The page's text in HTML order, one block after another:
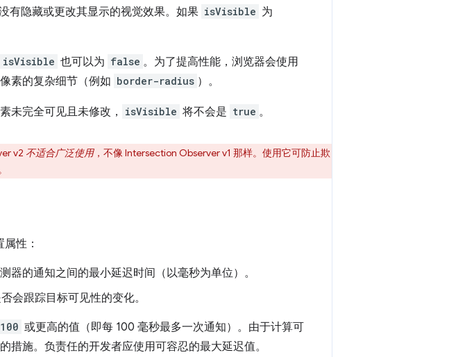
有隐藏或更改其显示的视觉效果。如果 isVisible 为
isVisible 也可以为 false 。 为了提高性能，浏览器会使用
素的复杂细节（例如 border-radius ）。
未完全可见且未修改， isVisible 将不会是 true 。
v2 不适合广泛使用，不像 Intersection Observer v1 那样。使用它可防止欺
性：
器的通知之间的最小延迟时间（以毫秒为单位）。
会跟踪目标可见性的变化。
100 或更高的值（即每 100 毫秒最多一次通知）。由于计算可
施。负责任的开发者应使用可容忍的最大延迟值。